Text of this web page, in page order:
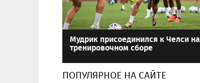
Мудрик присоединился к Челси на
тренировочном сборе
ПОПУЛЯРНОЕ НА САЙТЕ